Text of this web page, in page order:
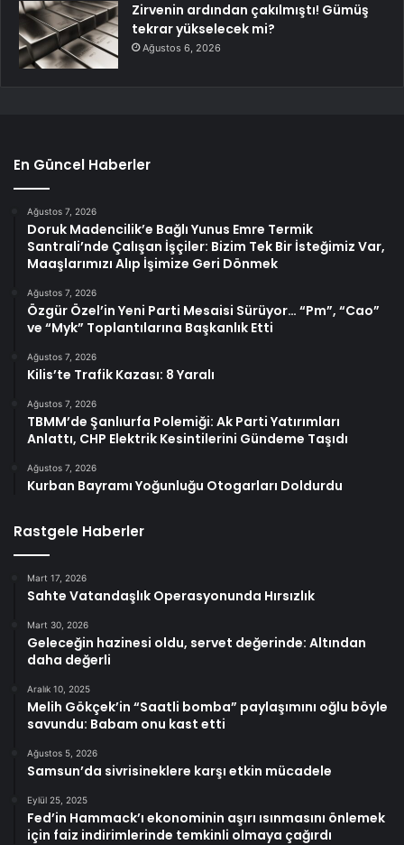
Zirvenin ardından çakılmıştı! Gümüş
tekrar yükselecek mi?
Ağustos 6, 2026
En Güncel Haberler
Ağustos 7, 2026
Doruk Madencilik’e Bağlı Yunus Emre Termik
Santrali’nde Çalışan İşçiler: Bizim Tek Bir İsteğimiz Var,
Maaşlarımızı Alıp İşimize Geri Dönmek
Ağustos 7, 2026
Özgür Özel’in Yeni Parti Mesaisi Sürüyor… “Pm”, “Cao”
ve “Myk” Toplantılarına Başkanlık Etti
Ağustos 7, 2026
Kilis’te Trafik Kazası: 8 Yaralı
Ağustos 7, 2026
TBMM’de Şanlıurfa Polemiği: Ak Parti Yatırımları
Anlattı, CHP Elektrik Kesintilerini Gündeme Taşıdı
Ağustos 7, 2026
Kurban Bayramı Yoğunluğu Otogarları Doldurdu
Rastgele Haberler
Mart 17, 2026
Sahte Vatandaşlık Operasyonunda Hırsızlık
Mart 30, 2026
Geleceğin hazinesi oldu, servet değerinde: Altından
daha değerli
Aralık 10, 2025
Melih Gökçek’in “Saatli bomba” paylaşımını oğlu böyle
savundu: Babam onu kast etti
Ağustos 5, 2026
Samsun’da sivrisineklere karşı etkin mücadele
Eylül 25, 2025
Fed’in Hammack’ı ekonominin aşırı ısınmasını önlemek
için faiz indirimlerinde temkinli olmaya çağırdı